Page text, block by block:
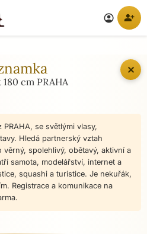
account_circle person_add
✕
180 cm PRAHA
se světlými vlasy,
Hledá partnerský vztah
věrný, spolehlivý, obětavý, aktivní a
samota, modelářství, internet a
squashi a turistice. Je nekuřák,
Registrace a komunikace na